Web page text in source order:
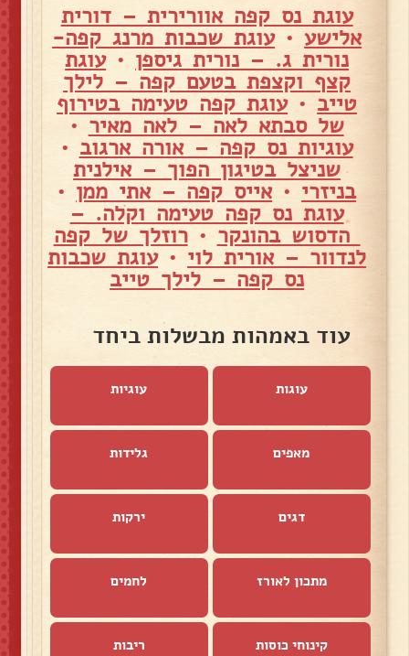
עוגת נס קפה אוורירית – דורית
אלישע•עוגת שכבות מרנג קפה-
נורית ג. – נורית גיספן •עוגת
קצף וקצפת בטעם קפה – לילך
טייב •עוגת קפה טעימה בטירוף
של סבתא לאה – לאה מאיר •
עוגיות נס קפה – אורה ארגוב •
שניצל בטיגון הפוך – אילנית
בניזרי •אייס קפה – אתי ממן •
עוגת נס קפה טעימה וקלה. –
הדסוש בהונקר •רוזלך של קפה
לנדוור – אורית לוי •עוגת שכבות
נס קפה – לילך טייב
עוד באמהות מבשלות ביחד
עוגות עוגיות
מאפים גלידות
דגים ירקות
מתכון לאורז לחמים
קינוחי כוסות ריבות